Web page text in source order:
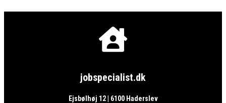

jobspecialist.dk
Ejsbølhøj 12 | 6100 Haderslev